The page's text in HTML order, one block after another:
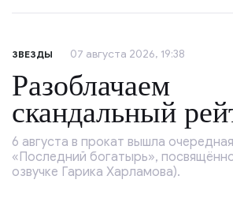
ЗВЕЗДЫ 07 августа 2026, 19:38
Разоблачаем
скандальный
6 августа в прокат вышла
«Последний богатырь»,
озвучке Гарика Харламова).